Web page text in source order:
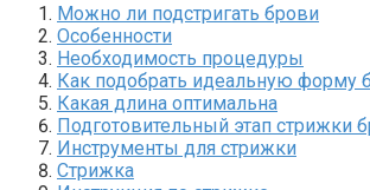
Можно ли подстригать брови
Особенности
Необходимость процедуры
Как подобрать идеальную форму
Какая длина оптимальна
Подготовительный этап стрижки
Инструменты для стрижки
Стрижка